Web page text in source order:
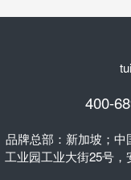
400-
品牌总部：新加坡；
工业园工业大街25号